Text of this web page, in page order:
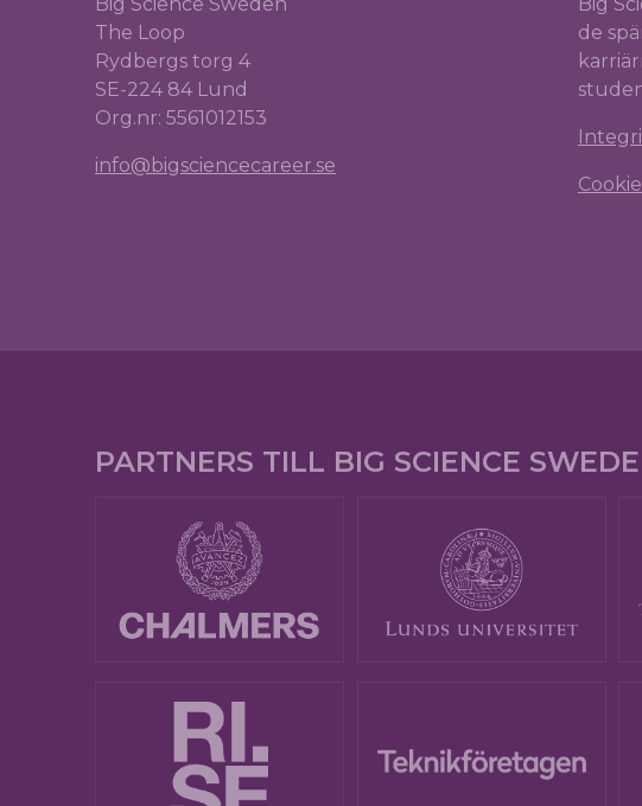
The Loop
Rydbergs torg 4
SE-224 84 Lund
Org.nr: 5561012153
info@bigsciencecareer.se
de
PARTNERS TILL BIG SCIENCE